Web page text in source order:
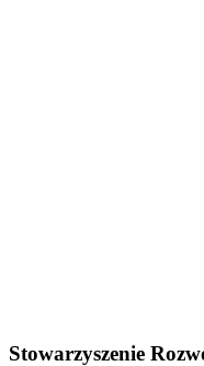
Stowarzyszenie